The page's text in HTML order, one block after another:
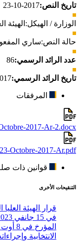
تاريخ النص:2017-10-23
الوزارة / الهيكل: الهيئة
حالة النص:ساري
عدد الرائد الرسمي:86
تاريخ الرائد الرسمي:11-27
المرفقات
2017-Ar-2.docx
Octobre-2017-Ar.pdf
قوانين ذات
التنقيحات الأخرى
الانتخابية